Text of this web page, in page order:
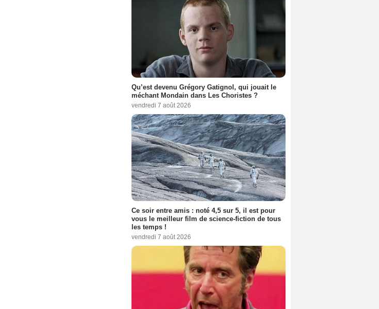
Qu’est devenu Grégory Gatignol, qui jouait le
méchant Mondain dans Les Choristes ?
vendredi 7 août 2026
Ce soir entre amis : noté 4,5 sur 5, il est pour
vous le meilleur film de science-fiction de tous
les temps !
vendredi 7 août 2026